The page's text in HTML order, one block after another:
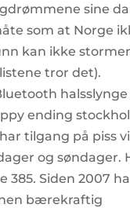
sine da
som at Norge
kan ikke
tror det).
ending
tilgang på piss
og søndager.
385. Siden 2007
bærekraftig